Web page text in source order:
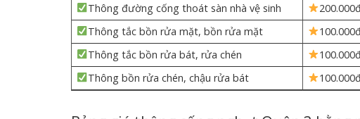
Thông đường cống thoát sàn nhà vệ sinh
Thông tắc bồn rửa mặt, bồn rửa mặt
Thông tắc bồn rửa bát, rửa chén
Thông bồn rửa chén, chậu rửa bát